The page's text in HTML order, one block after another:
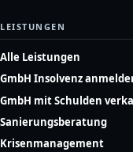
LEISTUNGEN
Alle Leistungen
GmbH Insolvenz
GmbH mit Schulden
Sanierungsberatung
Krisenmanagement